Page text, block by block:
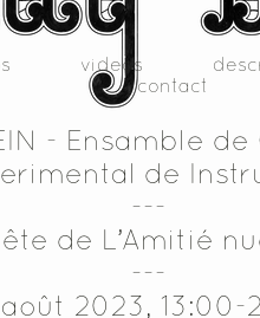
videos
contact
- Ensamble de
de
---
de L’Amitié
---
août 2023, 13:00-